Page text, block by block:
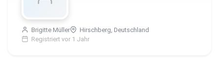
Brigitte Müller
Hirschberg, Deutschland
Registriert vor 1 Jahr